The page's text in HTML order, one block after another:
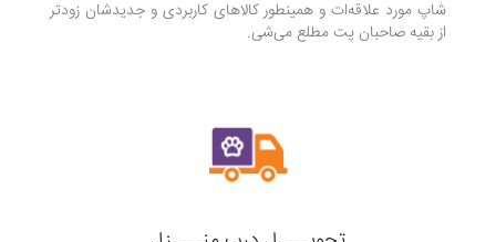
شاپ مورد علاقه‌ات و همینطور کالاهای کاربردی و جدیدشان زودتر
از بقیه صاحبان پت مطلع می‌شی.